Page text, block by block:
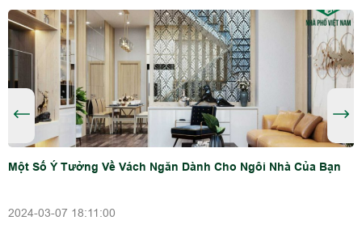
Một Số Ý Tưởng Về Vách Ngăn Dành Cho Ngôi Nhà Của Bạn
2024-03-07 18:11:00